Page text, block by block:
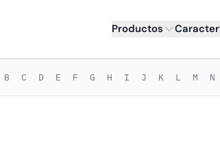
Precisión
Productos
B C D E F G H I J K L M N